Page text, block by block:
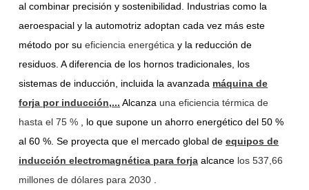
al combinar precisión y sostenibilidad. Industrias como la
aeroespacial y la automotriz adoptan cada vez más este
método por su eficiencia energética y la reducción de
residuos. A diferencia de los hornos tradicionales, los
sistemas de inducción, incluida la avanzada máquina de
forja por inducción,... Alcanza una eficiencia térmica de
hasta el 75 %
, lo que supone un ahorro energético del 50 %
al 60 %. Se proyecta que el mercado global de equipos de
inducción electromagnética para forja alcance los 537,66
millones de dólares para 2030